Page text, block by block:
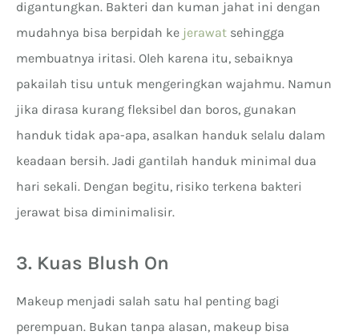
digantungkan. Bakteri dan kuman jahat ini dengan
mudahnya bisa berpidah ke jerawat sehingga
membuatnya iritasi. Oleh karena itu, sebaiknya
pakailah tisu untuk mengeringkan wajahmu. Namun
jika dirasa kurang fleksibel dan boros, gunakan
handuk tidak apa-apa, asalkan handuk selalu dalam
keadaan bersih. Jadi gantilah handuk minimal dua
hari sekali. Dengan begitu, risiko terkena bakteri
jerawat bisa diminimalisir.
3. Kuas Blush On
Makeup menjadi salah satu hal penting bagi
perempuan. Bukan tanpa alasan, makeup bisa